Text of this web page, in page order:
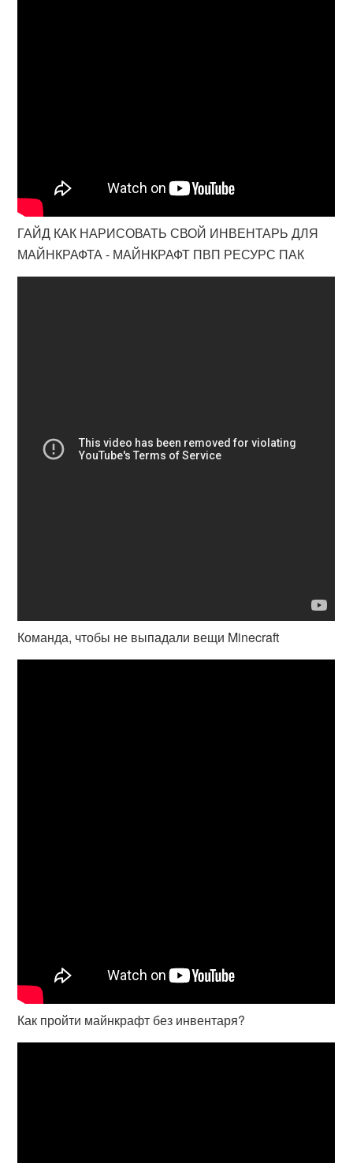
ГАЙД КАК НАРИСОВАТЬ СВОЙ ИНВЕНТАРЬ ДЛЯ
МАЙНКРАФТА - МАЙНКРАФТ ПВП РЕСУРС ПАК
Команда, чтобы не выпадали вещи Minecraft
Как пройти майнкрафт без инвентаря?